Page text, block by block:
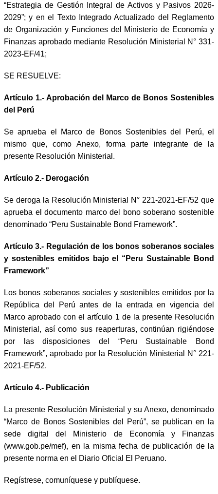
“Estrategia de Gestión Integral de Activos y Pasivos 2026-
2029”; y en el Texto Integrado Actualizado del Reglamento
de Organización y Funciones del Ministerio de Economía y
Finanzas aprobado mediante Resolución Ministerial N° 331-
2023-EF/41;
SE RESUELVE:
Artículo 1.- Aprobación del Marco de Bonos Sostenibles
del Perú
Se aprueba el Marco de Bonos Sostenibles del Perú, el
mismo que, como Anexo, forma parte integrante de la
presente Resolución Ministerial.
Artículo 2.- Derogación
Se deroga la Resolución Ministerial N° 221-2021-EF/52 que
aprueba el documento marco del bono soberano sostenible
denominado “Peru Sustainable Bond Framework”.
Artículo 3.- Regulación de los bonos soberanos sociales
y sostenibles emitidos bajo el “Peru Sustainable Bond
Framework”
Los bonos soberanos sociales y sostenibles emitidos por la
República del Perú antes de la entrada en vigencia del
Marco aprobado con el artículo 1 de la presente Resolución
Ministerial, así como sus reaperturas, continúan rigiéndose
por las disposiciones del “Peru Sustainable Bond
Framework”, aprobado por la Resolución Ministerial N° 221-
2021-EF/52.
Artículo 4.- Publicación
La presente Resolución Ministerial y su Anexo, denominado
“Marco de Bonos Sostenibles del Perú”, se publican en la
sede digital del Ministerio de Economía y Finanzas
(www.gob.pe/mef), en la misma fecha de publicación de la
presente norma en el Diario Oficial El Peruano.
Regístrese, comuníquese y publíquese.